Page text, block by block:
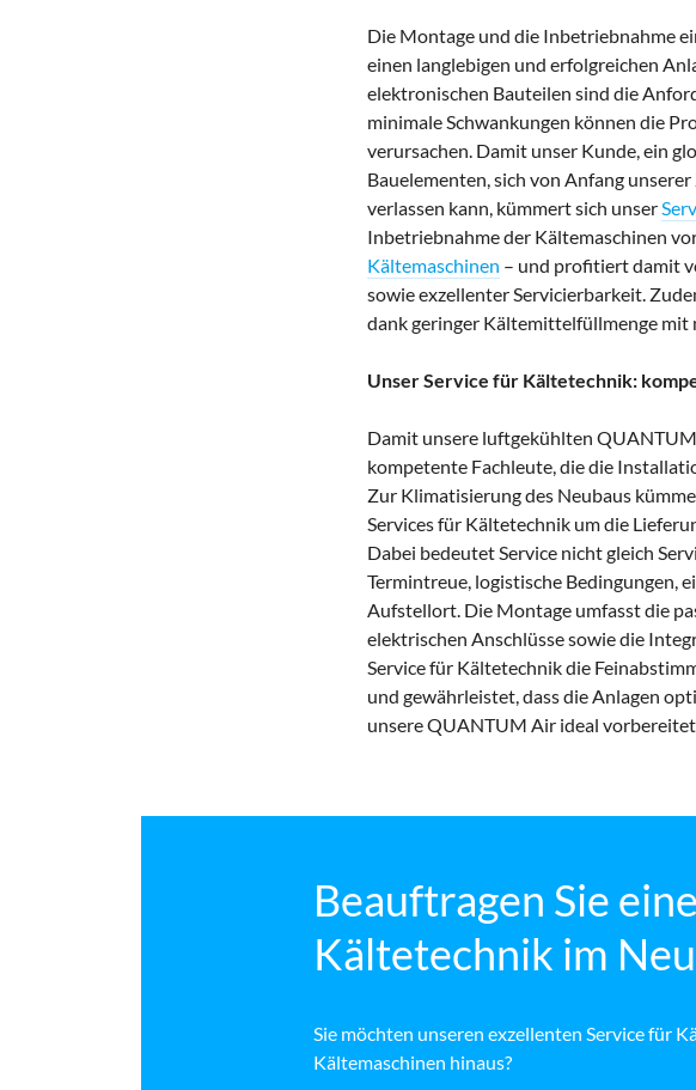
Die Montage und die Inbetriebnahme
einen langlebigen und erfolgreichen
elektronischen Bauteilen sind die
minimale Schwankungen können die
verursachen. Damit unser Kunde, ein
Bauelementen, sich von Anfang
verlassen kann, kümmert sich unser
Inbetriebnahme der Kältemaschinen
Kältemaschinen – und profitiert damit
sowie exzellenter Servicierbarkeit.
dank geringer Kältemittelfüllmenge mit
Unser Service für Kältetechnik:
Damit unsere luftgekühlten
kompetente Fachleute, die die
Zur Klimatisierung des Neubaus
Services für Kältetechnik um die
Dabei bedeutet Service nicht gleich
Termintreue, logistische Bedingungen,
Aufstellort. Die Montage umfasst die
elektrischen Anschlüsse sowie die
Service für Kältetechnik die
und gewährleistet, dass die Anlagen
unsere QUANTUM Air ideal
Beauftragen Sie
Kältetechnik im
Sie möchten unseren exzellenten Service für
Kältemaschinen hinaus?